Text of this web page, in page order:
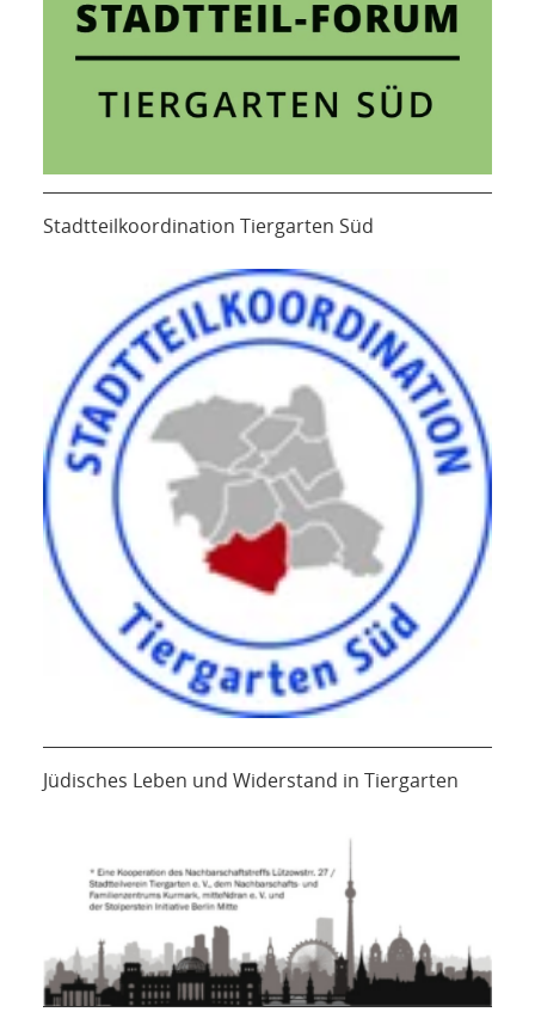
Stadtteilkoordination Tiergarten Süd
Jüdisches Leben und Widerstand in Tiergarten